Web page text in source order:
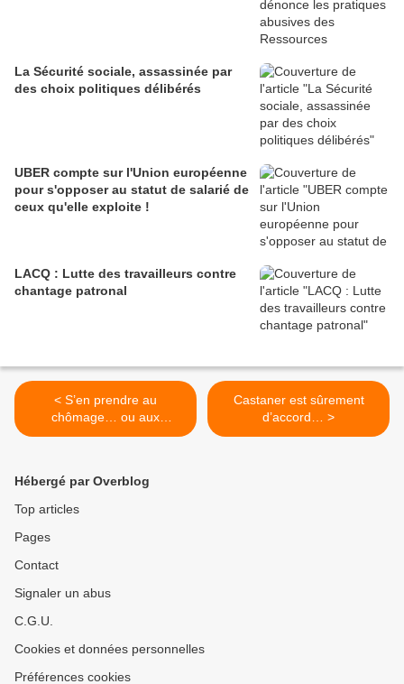
La Sécurité sociale, assassinée par
des choix politiques délibérés
UBER compte sur l'Union européenne
pour s'opposer au statut de salarié de
ceux qu'elle exploite !
LACQ : Lutte des travailleurs contre
chantage patronal
< S’en prendre au
chômage… ou aux
chômeurs ?
Castaner est sûrement
d’accord… >
Hébergé par Overblog
Top articles
Pages
Contact
Signaler un abus
C.G.U.
Cookies et données personnelles
Préférences cookies